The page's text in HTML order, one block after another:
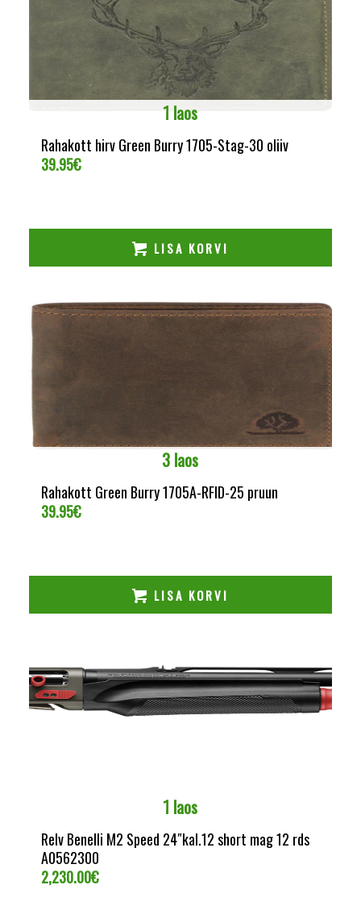
1 laos
Rahakott hirv Green Burry 1705-Stag-30 oliiv
39.95€
LISA KORVI
3 laos
Rahakott Green Burry 1705A-RFID-25 pruun
39.95€
LISA KORVI
1 laos
Relv Benelli M2 Speed 24″kal.12 short mag 12 rds
A0562300
2,230.00€